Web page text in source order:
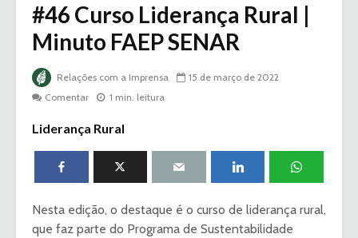
#46 Curso Liderança Rural |
Minuto FAEP SENAR
Relações com a Imprensa
15 de março de 2022
Comentar
1 min. leitura
Liderança Rural
Nesta edição, o destaque é o curso de liderança rural,
que faz parte do Programa de Sustentabilidade